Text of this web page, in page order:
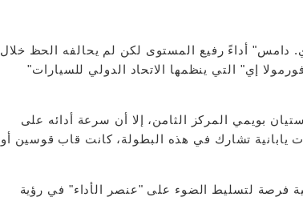
"نيسان إي. دامس" أداءً رفيع المستوى لكن لم يحالفه الحظ خلال
إي" التي ينظمها الاتحاد الدولي للسيارات"
بويمي المركز الثامن، إلا أن سرعة أدائه على
يابانية تشارك في هذه البطولة، كانت قاب قوسين أو
فرصة لتسليط الضوء على "عنصر الأداء" في رؤية